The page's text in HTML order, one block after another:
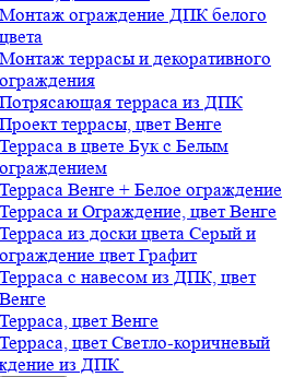
Монтаж ограждение ДПК белого
цвета
Монтаж террасы и декоративного
ограждения
Потрясающая терраса из ДПК
Проект террасы, цвет Венге
Терраса в цвете Бук с Белым
ограждением
Терраса Венге + Белое ограждение
Терраса и Ограждение, цвет Венге
Терраса из доски цвета Серый и
ограждение цвет Графит
Терраса с навесом из ДПК, цвет
Венге
Терраса, цвет Венге
Терраса, цвет Светло-коричневый
из ДПК